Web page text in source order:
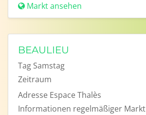
Markt ansehen
BEAULIEU
Tag Samstag
Zeitraum
Adresse Espace Thalès
Informationen regelmäßiger Markt